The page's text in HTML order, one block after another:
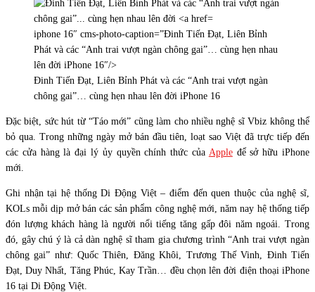
iphone 16″ cms-photo-caption=”Đinh Tiến Đạt, Liên Bỉnh
Phát và các “Anh trai vượt ngàn chông gai”… cùng hẹn nhau
lên đời iPhone 16″/>
Đinh Tiến Đạt, Liên Bỉnh Phát và các “Anh trai vượt ngàn
chông gai”… cùng hẹn nhau lên đời iPhone 16
Đặc biệt, sức hút từ “Táo mới” cũng làm cho nhiều nghệ sĩ Vbiz không thể
bỏ qua. Trong những ngày mở bán đầu tiên, loạt sao Việt đã trực tiếp đến
các cửa hàng là đại lý ủy quyền chính thức của Appleđể sở hữu iPhone
mới.
Ghi nhận tại hệ thống Di Động Việt – điểm đến quen thuộc của nghệ sĩ,
KOLs mỗi dịp mở bán các sản phẩm công nghệ mới, năm nay hệ thống tiếp
đón lượng khách hàng là người nổi tiếng tăng gấp đôi năm ngoái. Trong
đó, gây chú ý là cả dàn nghệ sĩ tham gia chương trình “Anh trai vượt ngàn
chông gai” như: Quốc Thiên, Đăng Khôi, Trương Thế Vinh, Đinh Tiến
Đạt, Duy Nhất, Tăng Phúc, Kay Trần… đều chọn lên đời điện thoại iPhone
16 tại Di Động Việt.